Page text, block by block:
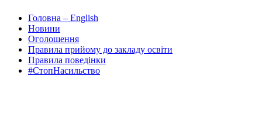
Головна – English
Новини
Оголошення
Правила прийому до закладу освіти
Правила поведінки
#СтопНасильство